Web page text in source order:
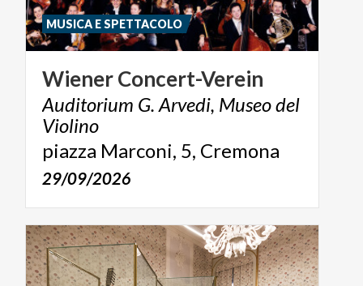
WienerConcert-Verein
Auditorium G. Arvedi, Museo del
Violino
piazza Marconi, 5, Cremona
29/09/2026
MUSICA E SPETTACOLO